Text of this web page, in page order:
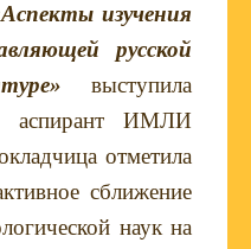
изучения
русской
выступила
аспирант ИМЛИ
отметила
сближение
наук на